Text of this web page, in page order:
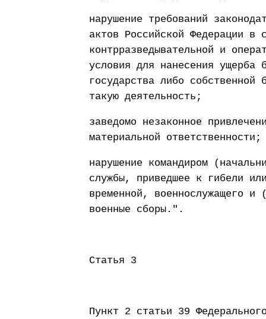
нарушение требований
актов Российской Федерации в
контрразведывательной и
условия для нанесения ущерба
государства либо собственной
такую деятельность;
заведомо незаконное
материальной ответственности;
нарушение командиром
службы, приведшее к гибели
временной, военнослужащего
военные сборы.".
Статья 3
Пункт 2 статьи 39